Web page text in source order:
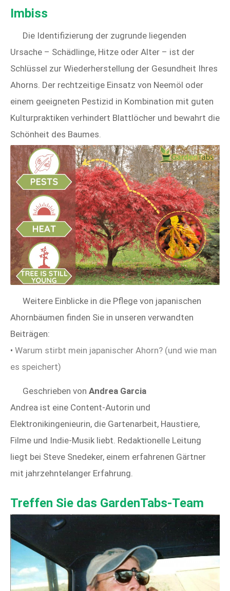
Imbiss
Die Identifizierung der zugrunde liegenden
Ursache – Schädlinge, Hitze oder Alter – ist der
Schlüssel zur Wiederherstellung der Gesundheit Ihres
Ahorns. Der rechtzeitige Einsatz von Neemöl oder
einem geeigneten Pestizid in Kombination mit guten
Kulturpraktiken verhindert Blattlöcher und bewahrt die
Schönheit des Baumes.
Weitere Einblicke in die Pflege von japanischen
Ahornbäumen finden Sie in unseren verwandten
Beiträgen:
• Warum stirbt mein japanischer Ahorn? (und wie man
es speichert)
Geschrieben von Andrea Garcia
Andrea ist eine Content-Autorin und
Elektronikingenieurin, die Gartenarbeit, Haustiere,
Filme und Indie-Musik liebt. Redaktionelle Leitung
liegt bei Steve Snedeker, einem erfahrenen Gärtner
mit jahrzehntelanger Erfahrung.
Treffen Sie das GardenTabs-Team